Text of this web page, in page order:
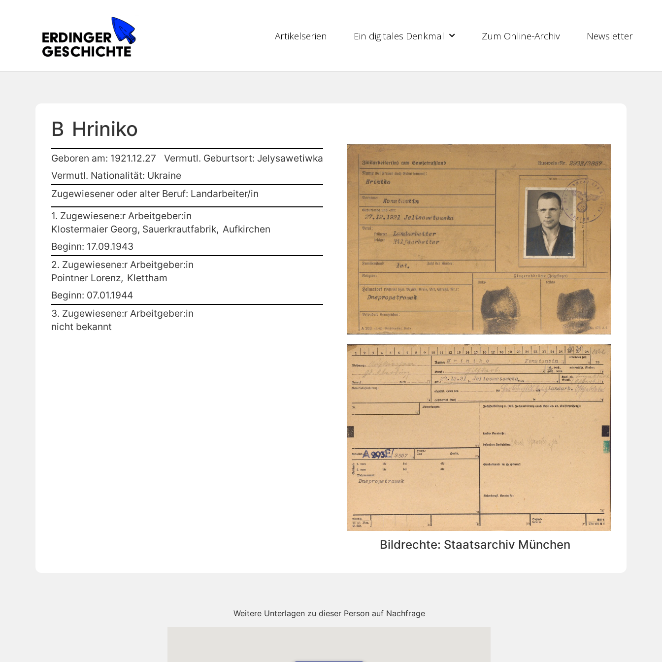
Artikelserien Ein digitales Denkmal Zum Online-Archiv Newsletter
B Hriniko
Geboren am: 1921.12.27
Vermutl. Geburtsort: Jelysawetiwka
Vermutl. Nationalität: Ukraine
Zugewiesener oder alter Beruf: Landarbeiter/in
1. Zugewiesene:r Arbeitgeber:in
Klostermaier Georg, Sauerkrautfabrik, Aufkirchen
Beginn: 17.09.1943
2. Zugewiesene:r Arbeitgeber:in
Pointner Lorenz, Klettham
Beginn: 07.01.1944
3. Zugewiesene:r Arbeitgeber:in
nicht bekannt
Bildrechte: Staatsarchiv München
Weitere Unterlagen zu dieser Person auf Nachfrage